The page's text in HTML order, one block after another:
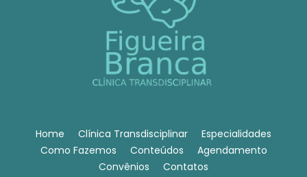
Home Clínica Transdisciplinar
Especialidades
Como Fazemos
Conteúdos
Agendamento
Convênios
Contatos